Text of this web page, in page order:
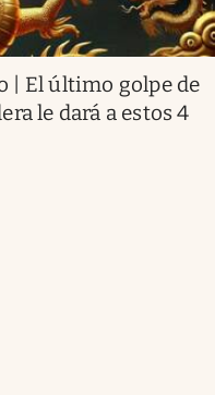
| El último golpe de
le dará a estos 4